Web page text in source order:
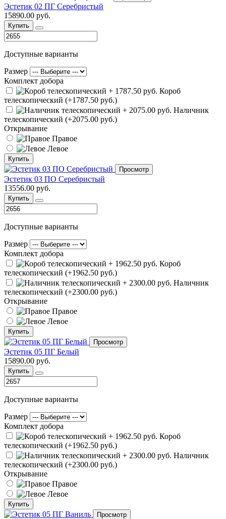
Эстетик 02 ПГ Серебристый
15890.00 руб.
Купить
Доступные варианты
Размер
Комплект добора
Короб
телескопический (+1787.50 руб.)
Наличник
телескопический (+2075.00 руб.)
Открывание
Правое
Левое
Купить
Просмотр
Эстетик 03 ПО Серебристый
13556.00 руб.
Купить
Доступные варианты
Размер
Комплект добора
Короб
телескопический (+1962.50 руб.)
Наличник
телескопический (+2300.00 руб.)
Открывание
Правое
Левое
Купить
Просмотр
Эстетик 05 ПГ Белый
15890.00 руб.
Купить
Доступные варианты
Размер
Комплект добора
Короб
телескопический (+1962.50 руб.)
Наличник
телескопический (+2300.00 руб.)
Открывание
Правое
Левое
Купить
Просмотр